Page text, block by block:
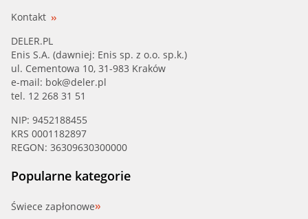
Kontakt
DELER.PL
Enis S.A. (dawniej: Enis sp. z o.o. sp.k.)
ul. Cementowa 10, 31-983 Kraków
e-mail: bok@deler.pl
tel. 12 268 31 51
NIP: 9452188455
KRS 0001182897
REGON: 36309630300000
Popularne kategorie
Świece zapłonowe